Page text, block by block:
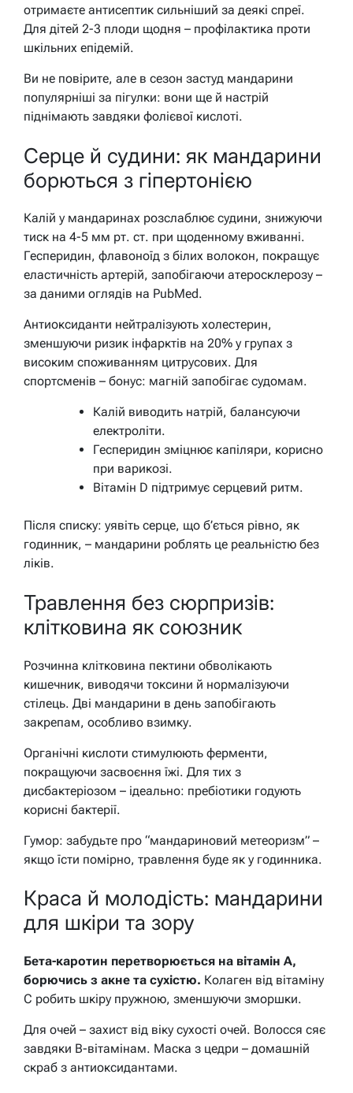
отримаєте антисептик сильніший за деякі спреї.
Для дітей 2-3 плоди щодня – профілактика проти
шкільних епідемій.
Ви не повірите, але в сезон застуд мандарини
популярніші за пігулки: вони ще й настрій
піднімають завдяки фолієвої кислоті.
Серце й судини: як мандарини
борються з гіпертонією
Калій у мандаринах розслаблює судини, знижуючи
тиск на 4-5 мм рт. ст. при щоденному вживанні.
Гесперидин, флавоноїд з білих волокон, покращує
еластичність артерій, запобігаючи атеросклерозу –
за даними оглядів на PubMed.
Антиоксиданти нейтралізують холестерин,
зменшуючи ризик інфарктів на 20% у групах з
високим споживанням цитрусових. Для
спортсменів – бонус: магній запобігає судомам.
Калій виводить натрій, балансуючи
електроліти.
Гесперидин зміцнює капіляри, корисно
при варикозі.
Вітамін D підтримує серцевий ритм.
Після списку: уявіть серце, що б’ється рівно, як
годинник, – мандарини роблять це реальністю без
ліків.
Травлення без сюрпризів:
клітковина як союзник
Розчинна клітковина пектини обволікають
кишечник, виводячи токсини й нормалізуючи
стілець. Дві мандарини в день запобігають
закрепам, особливо взимку.
Органічні кислоти стимулюють ферменти,
покращуючи засвоєння їжі. Для тих з
дисбактеріозом – ідеально: пребіотики годують
корисні бактерії.
Гумор: забудьте про “мандариновий метеоризм” –
якщо їсти помірно, травлення буде як у годинника.
Краса й молодість: мандарини
для шкіри та зору
Бета-каротин перетворюється на вітамін А,
борючись з акне та сухістю. Колаген від вітаміну
С робить шкіру пружною, зменшуючи зморшки.
Для очей – захист від віку сухості очей. Волосся сяє
завдяки B-вітамінам. Маска з цедри – домашній
скраб з антиоксидантами.